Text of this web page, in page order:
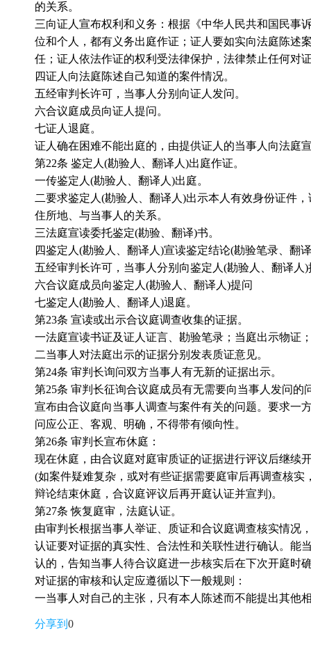
的关系。
三向证人宣布权利和义务：根据《中华人民共和国民事
位和个人，都有义务出庭作证；证人要如实向法庭陈述
任；证人依法作证的权利受法律保护，法律禁止任何对
四证人向法庭陈述自己知道的案件情况。
五经审判长许可，当事人分别向证人发问。
六合议庭成员向证人提问。
七证人退庭。
证人确在困难不能出庭的，由提供证人的当事人向法庭
第22条 鉴定人 (勘验人、翻译人 )出庭作证。
一传鉴定人 (勘验人、翻译人 )出庭。
二要求鉴定人 (勘验人、翻译人 )出示本人有效身份证件
住所地、与当事人的关系。
三法庭宣读委托鉴定(勘验、翻译)书。
四鉴定人 (勘验人、翻译人 )宣读鉴定结论(勘验笔录、翻
五经审判长许可，当事人分别向鉴定人 (勘验人、翻译人 )
六合议庭成员向鉴定人 (勘验人、翻译人 )提问
七鉴定人 (勘验人、翻译人 )退庭。
第23条 宣读或出示合议庭调查收集的证据。
一法庭宣读书证及证人证言、勘验笔录；当庭出示物证
二当事人对法庭出示的证据分别发表质证意见。
第24条 审判长询问双方当事人有无新的证据出示。
第25条 审判长征询合议庭成员有无需要向当事人发问的
宣布由合议庭向当事人调查与案件有关的问题。要求一
问应公正、客观、明确，不得带有倾向性。
第26条 审判长宣布休庭：
现在休庭，由合议庭对庭审质证的证据进行评议后继续
(如案件疑难复杂，或对有些证据需要庭审后再调查核
辩论结束休庭，合议庭评议后再开庭认证并宣判 )。
第27条 恢复庭审，法庭认证。
由审判长根据当事人举证、质证和合议庭调查核实情况
认证要对证据的真实性、合法性和关联性进行确认。能
认的，告知当事人待合议庭进一步核实后在下次开庭时
对证据的审核和认定应遵循以下一般规则：
一当事人对自己的主张，只有本人陈述而不能提出其他
分享到 0